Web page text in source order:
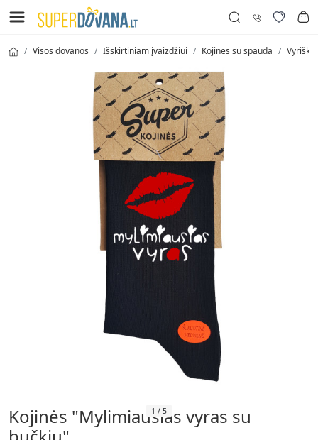
Visos dovanos Išskirtiniam įvaizdžiui Kojinės su spauda
1 / 5
Kojinės "Mylimiausias vyras su